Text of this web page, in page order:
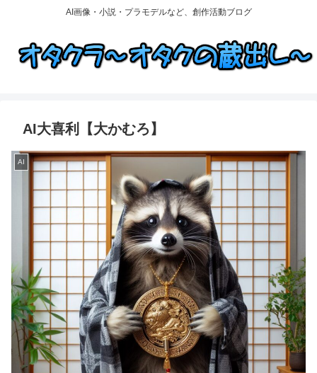
AI画像・小説・プラモデルなど、創作活動ブログ
AI大喜利【大かむろ】
AI